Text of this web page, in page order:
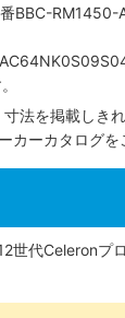
BBC-
法を掲載しき
カーカタログを
世代Celeronプ